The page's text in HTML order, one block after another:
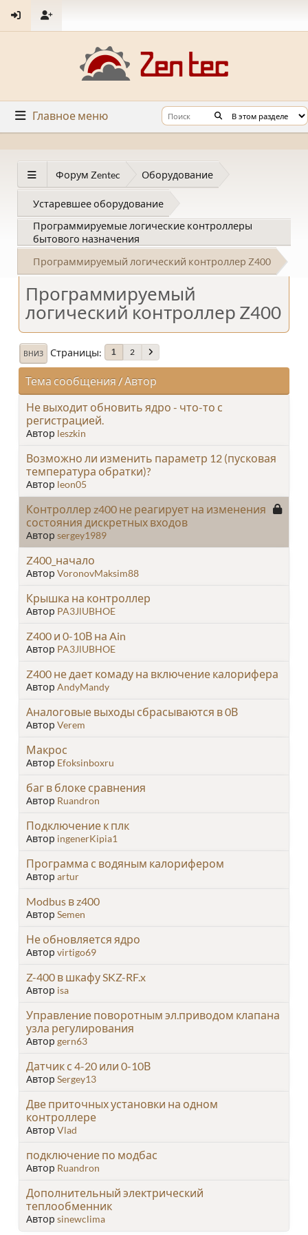
Главное меню
Форум Zentec Оборудование
Устаревшее оборудование
Программируемые логические контроллеры
бытового назначения
Программируемый логический контроллер Z400
Программируемый
логический контроллер Z400
ВНИЗ Страницы 1 2
Тема сообщения / Автор
Не выходит обновить ядро - что-то с
регистрацией.
Автор leszkin
Возможно ли изменить параметр 12 (пусковая
температура обратки)?
Автор leon05
Контроллер z400 не реагирует на изменения
состояния дискретных входов
Автор sergey1989
Z400_начало
Автор VoronovMaksim88
Крышка на контроллер
Автор PA3JlUBHOE
Z400 и 0-10В на Ain
Автор PA3JlUBHOE
Z400 не дает комаду на включение калорифера
Автор AndyMandy
Аналоговые выходы сбрасываются в 0В
Автор Verem
Макрос
Автор Efoksinboxru
баг в блоке сравнения
Автор Ruandron
Подключение к плк
Автор ingenerKipia1
Программа с водяным калорифером
Автор artur
Modbus в z400
Автор Semen
Не обновляется ядро
Автор virtigo69
Z-400 в шкафу SKZ-RF.x
Автор isa
Управление поворотным эл.приводом клапана
узла регулирования
Автор gern63
Датчик с 4-20 или 0-10В
Автор Sergey13
Две приточных установки на одном
контроллере
Автор Vlad
подключение по модбас
Автор Ruandron
Дополнительный электрический
теплообменник
Автор sinewclima